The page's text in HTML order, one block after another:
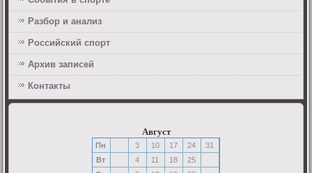
Разбор и анализ
Российский спорт
Архив записей
Контакты
Август
Пн 3 10 17 24
31
Вт
4 11 18
25